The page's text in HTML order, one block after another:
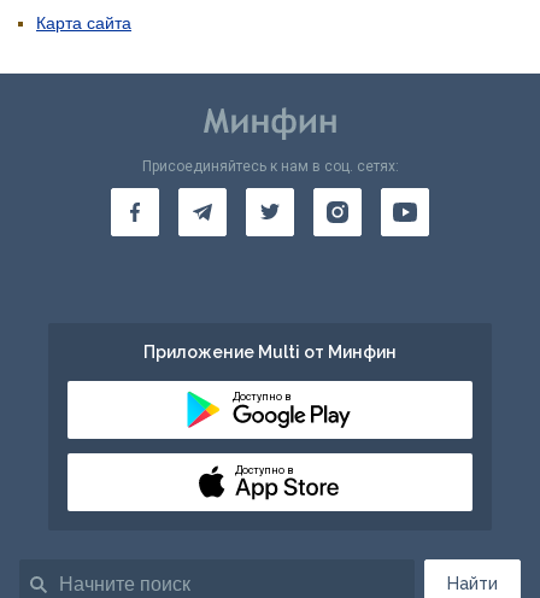
Карта сайта
Найти
Присоединяйтесь к нам в соц. сетях:
Приложение Multi от Минфин
Доступно в
Доступно в